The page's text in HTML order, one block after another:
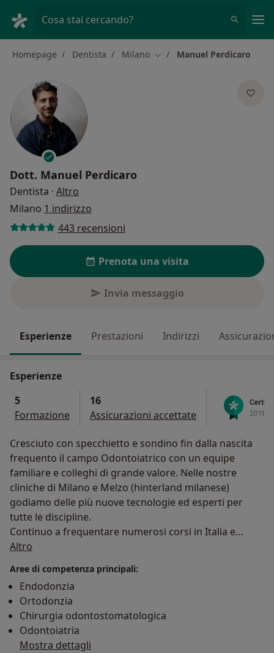
Cosa stai cercando?
Homepage Dentista Milano Cambia città
Manuel Perdicaro
Dott. Manuel Perdicaro
Dentista · Altro
Milano 1 indirizzo
443 recensioni
Prenota una visita
Invia messaggio
Esperienze Prestazioni Indirizzi
Esperienze
5
Formazione
16
Assicurazioni accettate
Cresciuto con specchietto e sondino fin dalla nascita
frequento il campo Odontoiatrico con un equipe
familiare e colleghi di grande valore. Nelle nostre
cliniche di Milano e Melzo (hinterland milanese)
godiamo delle più nuove tecnologie ed esperti per
tutte le discipline.
Continuo a frequentare numerosi corsi in Italia e
all’estero in Estetica dentale, Conservativa, protesi e
associazioni di categoria come A.n.d.i e l' Accademia
Italiana di Osteointegrazione AIO.
Altro
Aree di competenza principali:
Endodonzia
Ortodonzia
Chirurgia odontostomatologica
Odontoiatria
Mostra dettagli